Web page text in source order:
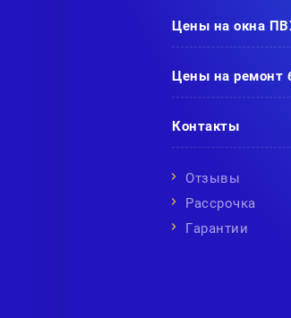
Цены на окна
Цены на ремонт
Контакты
Отзывы
Рассрочка
Гарантии